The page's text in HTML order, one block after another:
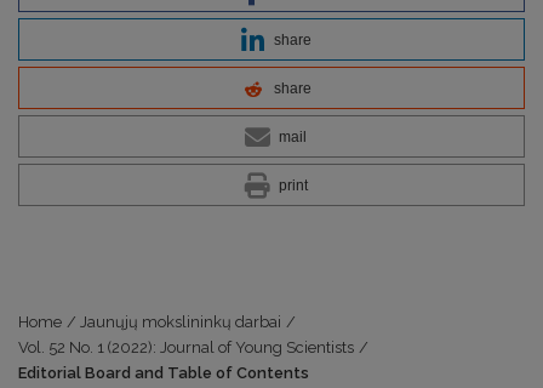
share
share
mail
print
Home / Jaunųjų mokslininkų darbai /
Vol. 52 No. 1 (2022): Journal of Young Scientists /
Editorial Board and Table of Contents